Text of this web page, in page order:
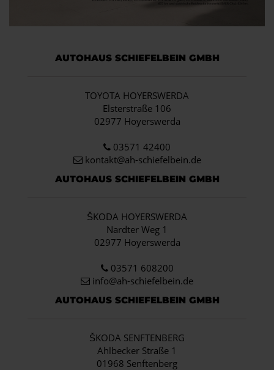
AUTOHAUS SCHIEFELBEIN GMBH
TOYOTA HOYERSWERDA
Elsterstraße 106
02977 Hoyerswerda
03571 42400
kontakt@ah-schiefelbein.de
AUTOHAUS SCHIEFELBEIN GMBH
ŠKODA HOYERSWERDA
Nardter Weg 1
02977 Hoyerswerda
03571 608200
info@ah-schiefelbein.de
AUTOHAUS SCHIEFELBEIN GMBH
ŠKODA SENFTENBERG
Ahlbecker Straße 1
01968 Senftenberg